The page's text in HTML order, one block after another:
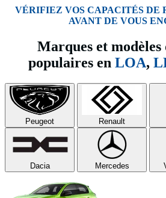
VÉRIFIEZ VOS CAPACITÉS DE
AVANT DE VOUS
Marques et modèles
populaires en LOA,
Peugeot Renault
Dacia Mercedes